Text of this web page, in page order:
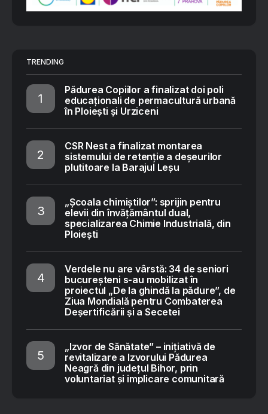
TRENDING
Pădurea Copiilor a finalizat doi poli
educaționali de permacultură urbană
în Ploiești și Urziceni
CSR Nest a finalizat montarea
sistemului de retenție a deșeurilor
plutitoare la Barajul Leșu
„Școala chimiștilor”: sprijin pentru
elevii din învățământul dual,
specializarea Chimie Industrială, din
Ploiești
Verdele nu are vârstă: 34 de seniori
bucureșteni s-au mobilizat în
proiectul „De la ghindă la pădure”, de
Ziua Mondială pentru Combaterea
Deșertificării și a Secetei
„Izvor de Sănătate” – inițiativă de
revitalizare a Izvorului Pădurea
Neagră din județul Bihor, prin
voluntariat și implicare comunitară